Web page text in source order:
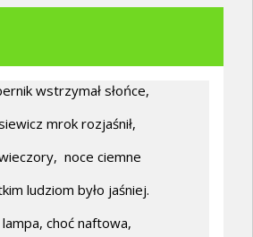
wstrzymał słońce,
mrok rozjaśnił,
noce ciemne
ludziom było jaśniej.
lampa, choć naftowa,